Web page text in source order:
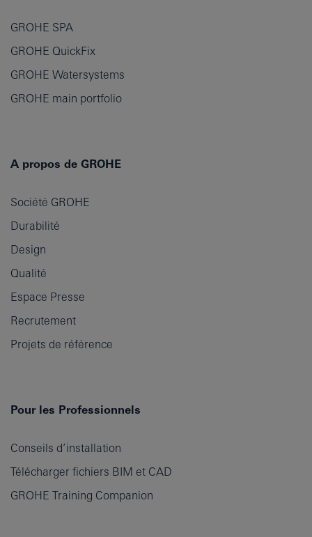
GROHE SPA
GROHE QuickFix
GROHE Watersystems
GROHE main portfolio
A propos de GROHE
Société GROHE
Durabilité
Design
Qualité
Espace Presse
Recrutement
Projets de référence
Pour les Professionnels
Conseils d’installation
Télécharger fichiers BIM et CAD
GROHE Training Companion